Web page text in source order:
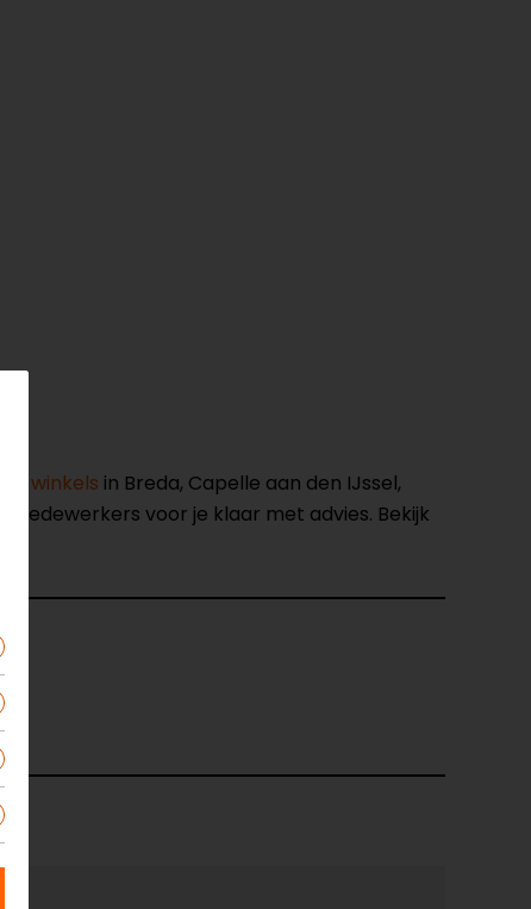
winkels in Breda, Capelle aan den IJssel,
voor je klaar met advies. Bekijk